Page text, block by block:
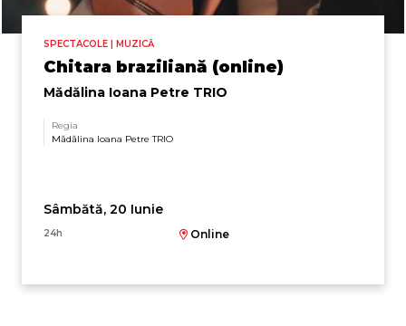
SPECTACOLE | MUZICĂ
Chitara braziliană (online)
Mădălina Ioana Petre TRIO
Regia
Mădălina Ioana Petre TRIO
Sâmbătă, 20 Iunie
24h Online